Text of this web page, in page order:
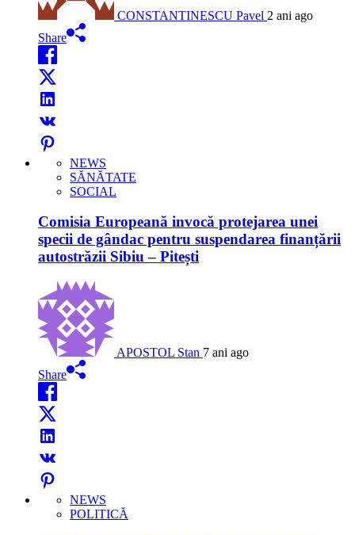
CONSTANTINESCU Pavel 2 ani ago
Share
NEWS
SĂNĂTATE
SOCIAL
Comisia Europeană invocă protejarea unei
specii de gândac pentru suspendarea finanțării
autostrăzii Sibiu – Pitești
APOSTOL Stan 7 ani ago
Share
NEWS
POLITICĂ